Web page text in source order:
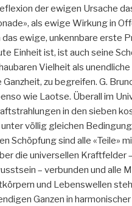
der ewigen Ursache
als ewige Wirkung in
das ewige, unkennbare erste
Einheit ist, ist auch seine
Vielheit als unendliche
Ganzheit, zu begreifen. G.
wie Laotse. Überall im
in den sieben
völlig gleichen
Schöpfung sind alle «Teile»
die universellen Kraftfelder
– verbunden und alle
und Lebenswellen
Ganzen in